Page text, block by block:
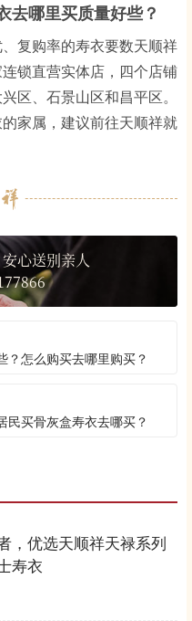
去哪里买质量好些？
复购率的寿衣要数天顺祥
锁直营实体店，四个店铺
区、石景山区和昌平区。
家属，建议前往天顺祥就
心送别亲人
？怎么购买去哪里购买？
民买骨灰盒寿衣去哪买？
，优选天顺祥天禄系列
寿衣